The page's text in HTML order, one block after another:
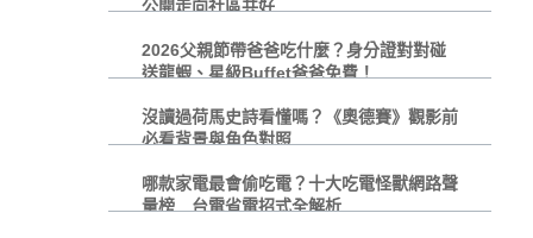
公開走向社區共好
2026父親節帶爸爸吃什麼？身分證對對碰
送龍蝦、星級Buffet爸爸免費！
沒讀過荷馬史詩看懂嗎？《奧德賽》觀影前
必看背景與角色對照
哪款家電最會偷吃電？十大吃電怪獸網路聲
量榜 台電省電招式全解析